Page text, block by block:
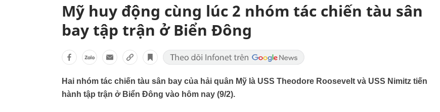
Mỹ huy động cùng lúc 2 nhóm tác chiến tàu sân
bay tập trận ở Biển Đông
Hai nhóm tác chiến tàu sân bay của hải quân Mỹ là USS Theodore Roosevelt và USS Nimitz tiến
hành tập trận ở Biển Đông vào hôm nay (9/2).